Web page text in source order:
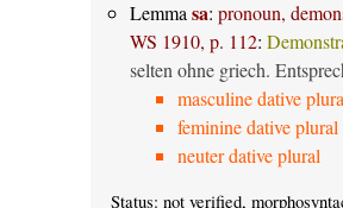
Lemma sa: pronoun,
WS 1910, p. 112:
selten ohne griech.
masculine dative
feminine dative plural
neuter dative plural
Status: not verified,